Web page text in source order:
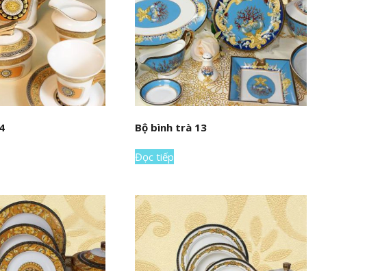
Bộ bình trà 13
Đọc tiếp